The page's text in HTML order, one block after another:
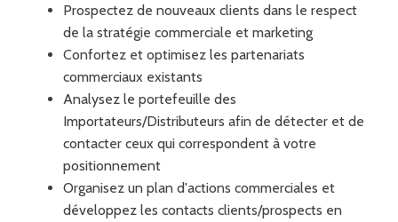
Prospectez de nouveaux clients dans le respect
de la stratégie commerciale et marketing
Confortez et optimisez les partenariats
commerciaux existants
Analysez le portefeuille des
Importateurs/Distributeurs afin de détecter et de
contacter ceux qui correspondent à votre
positionnement
Organisez un plan d'actions commerciales et
développez les contacts clients/prospects en